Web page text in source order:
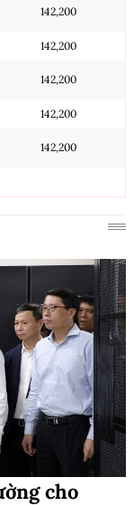
142,200
142,200
142,200
142,200
142,200
cho